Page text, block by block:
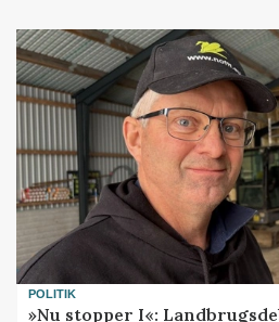
POLITIK
»Nu stopper I«: